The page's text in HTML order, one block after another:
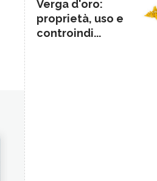
Verga d'oro:
proprietà, uso e
controindi...